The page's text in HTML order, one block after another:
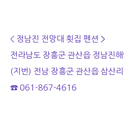
< 정남진 전망대 횟집 펜션 >
전라남도 장흥군 관산읍 정남진
(지번) 전남 장흥군 관산읍 삼산
☎ 061-867-4616